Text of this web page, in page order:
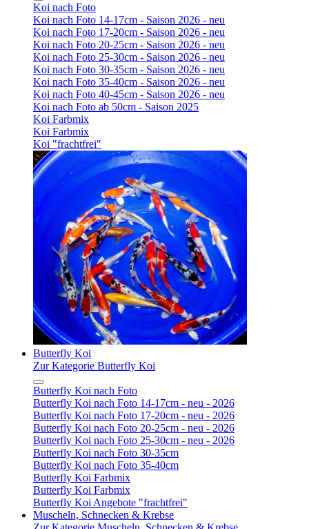
Koi nach Foto
Koi nach Foto 14-17cm - Saison 2026 - neu
Koi nach Foto 17-20cm - Saison 2026 - neu
Koi nach Foto 20-25cm - Saison 2026 - neu
Koi nach Foto 25-30cm - Saison 2026 - neu
Koi nach Foto 30-35cm - Saison 2026 - neu
Koi nach Foto 35-40cm - Saison 2026 - neu
Koi nach Foto 40-45cm - Saison 2026 - neu
Koi nach Foto ab 50cm - Saison 2025
Koi Farbmix
Koi Farbmix
Koi "frachtfrei"
Butterfly Koi
Zur Kategorie Butterfly Koi
Butterfly Koi nach Foto
Butterfly Koi nach Foto 14-17cm - neu - 2026
Butterfly Koi nach Foto 17-20cm - neu - 2026
Butterfly Koi nach Foto 20-25cm - neu - 2026
Butterfly Koi nach Foto 25-30cm - neu - 2026
Butterfly Koi nach Foto 30-35cm
Butterfly Koi nach Foto 35-40cm
Butterfly Koi Farbmix
Butterfly Koi Farbmix
Butterfly Koi Angebote "frachtfrei"
Muscheln, Schnecken & Krebse